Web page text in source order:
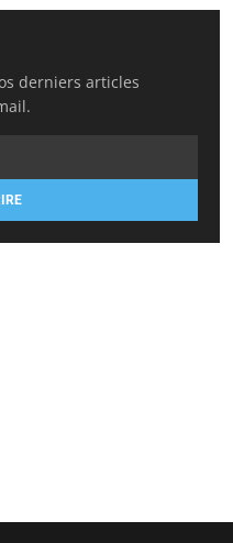
derniers articles